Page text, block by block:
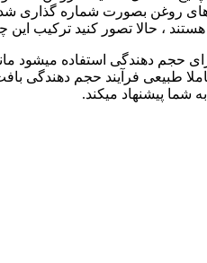
، حالا تصور کنید ترکیب
حجم دهندگی استفاده میشود
طبیعی فرآیند حجم دهندگی
شما پیشنهاد میکند.